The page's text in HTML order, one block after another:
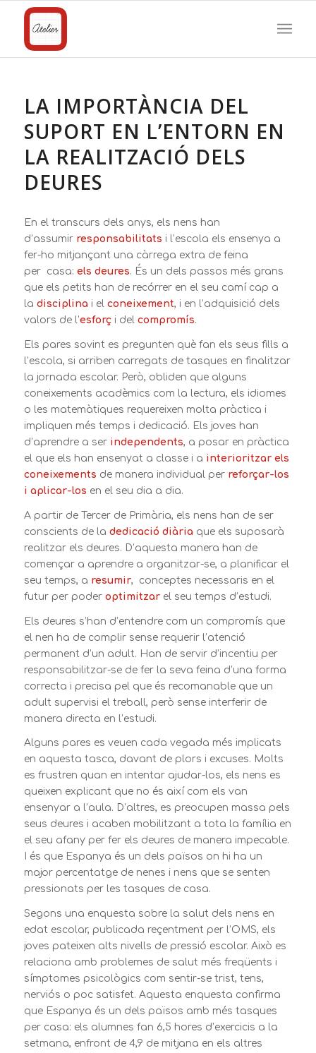
LA IMPORTÀNCIA DEL
SUPORT EN L’ENTORN EN
LA REALITZACIÓ DELS
DEURES
En el transcurs dels anys, els nens han
d’assumir responsabilitats i l’escola els ensenya a
fer-ho mitjançant una càrrega extra de feina
per casa: els deures. És un dels passos més grans
que els petits han de recórrer en el seu camí cap a
la disciplina i el coneixement, i en l’adquisició dels
valors de l’esforçi del compromís.
Els pares sovint es pregunten què fan els seus fills a
l’escola, si arriben carregats de tasques en finalitzar
la jornada escolar. Però, obliden que alguns
coneixements acadèmics com la lectura, els idiomes
o les matemàtiques requereixen molta pràctica i
impliquen més temps i dedicació. Els joves han
d’aprendre a ser independents, a posar en pràctica
el que els han ensenyat a classe i a interioritzar els
coneixements de manera individual per reforçar-los
i aplicar-los en el seu dia a dia.
A partir de Tercer de Primària, els nens han de ser
conscients de la dedicació diària que els suposarà
realitzar els deures. D’aquesta manera han de
començar a aprendre a organitzar-se, a planificar el
seu temps, a resumir, conceptes necessaris en el
futur per poder optimitzarel seu temps d’estudi.
Els deures s’han d’entendre com un compromís que
el nen ha de complir sense requerir l’atenció
permanent d’un adult. Han de servir d’incentiu per
responsabilitzar-se de fer la seva feina d’una forma
correcta i precisa pel que és recomanable que un
adult supervisi el treball, però sense interferir de
manera directa en l’estudi.
Alguns pares es veuen cada vegada més implicats
en aquesta tasca, davant de plors i excuses. Molts
es frustren quan en intentar ajudar-los, els nens es
queixen explicant que no és així com els van
ensenyar a l’aula. D’altres, es preocupen massa pels
seus deures i acaben mobilitzant a tota la família en
el seu afany per fer els deures de manera impecable.
I és que Espanya és un dels països on hi ha un
major percentatge de nenes i nens que se senten
pressionats per les tasques de casa.
Segons una enquesta sobre la salut dels nens en
edat escolar, publicada reçentment per l’OMS, els
joves pateixen alts nivells de pressió escolar. Això es
relaciona amb problemes de salut més freqüents i
símptomes psicològics com sentir-se trist, tens,
nerviós o poc satisfet. Aquesta enquesta confirma
que Espanya és un dels països amb més tasques
per casa: els alumnes fan 6,5 hores d’exercicis a la
setmana, enfront de 4,9 de mitjana en els altres